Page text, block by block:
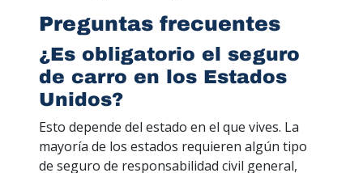
Preguntas frecuentes
¿Es obligatorio el seguro
de carro en los Estados
Unidos?
Esto depende del estado en el que vives. La
mayoría de los estados requieren algún tipo
de seguro de responsabilidad civil general,